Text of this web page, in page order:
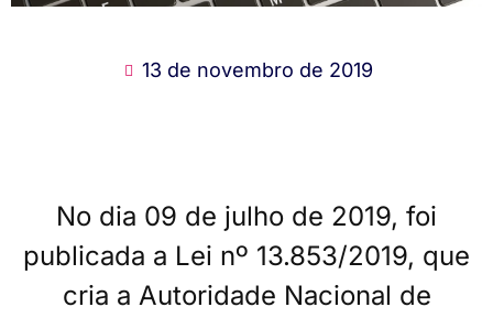
13 de novembro de 2019
No dia 09 de julho de 2019, foi
publicada a Lei nº 13.853/2019, que
cria a Autoridade Nacional de